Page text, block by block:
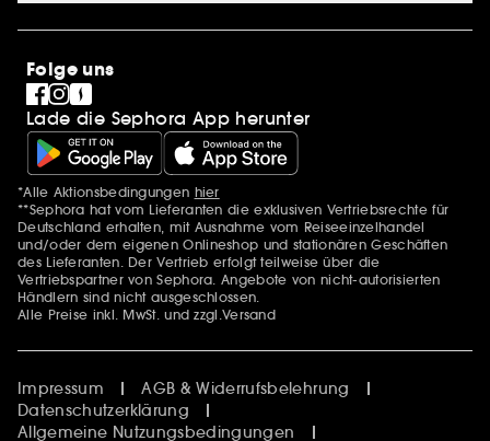
SEPHORA Prize
Pride
Folge uns
Lade die Sephora App herunter
Zusätzlich Erwähnungen
*Alle Aktionsbedingungen hier
**Sephora hat vom Lieferanten die exklusiven Vertriebsrechte für
Deutschland erhalten, mit Ausnahme vom Reiseeinzelhandel
und/oder dem eigenen Onlineshop und stationären Geschäften
des Lieferanten. Der Vertrieb erfolgt teilweise über die
Vertriebspartner von Sephora. Angebote von nicht-autorisierten
Händlern sind nicht ausgeschlossen.
Alle Preise inkl. MwSt. und zzgl.Versand
Impressum
AGB & Widerrufsbelehrung
Datenschutzerklärung
Allgemeine Nutzungsbedingungen